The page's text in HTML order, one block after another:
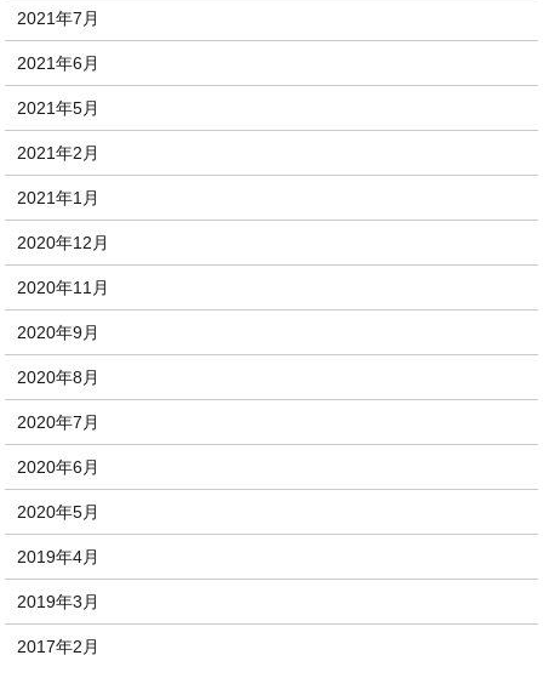
2021年7月
2021年6月
2021年5月
2021年2月
2021年1月
2020年12月
2020年11月
2020年9月
2020年8月
2020年7月
2020年6月
2020年5月
2019年4月
2019年3月
2017年2月